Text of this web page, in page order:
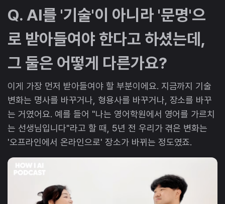
Q. AI를 '기술'이 아니라 '문명'으
로 받아들여야 한다고 하셨는데,
그 둘은 어떻게 다른가요?
이게 가장 먼저 받아들여야 할 부분이에요. 지금까지 기술
변화는 명사를 바꾸거나, 형용사를 바꾸거나, 장소를 바꾸
는 거였어요. 예를 들어 "나는 영어학원에서 영어를 가르치
는 선생님입니다"라고 할 때, 5년 전 우리가 겪은 변화는
'오프라인에서 온라인으로' 장소가 바뀌는 정도였죠.